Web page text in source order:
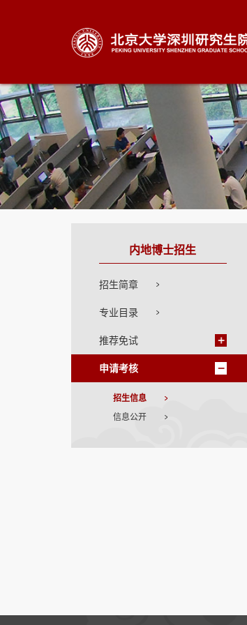
内地博士招生
招生简章
专业目录
推荐免试
申请考核
招生信息
信息公开